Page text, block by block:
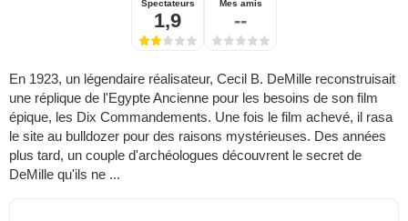
Spectateurs
1,9
Mes amis
--
En 1923, un légendaire réalisateur, Cecil B. DeMille reconstruisait
une réplique de l'Egypte Ancienne pour les besoins de son film
épique, les Dix Commandements. Une fois le film achevé, il rasa
le site au bulldozer pour des raisons mystérieuses. Des années
plus tard, un couple d'archéologues découvrent le secret de
DeMille qu'ils ne ...